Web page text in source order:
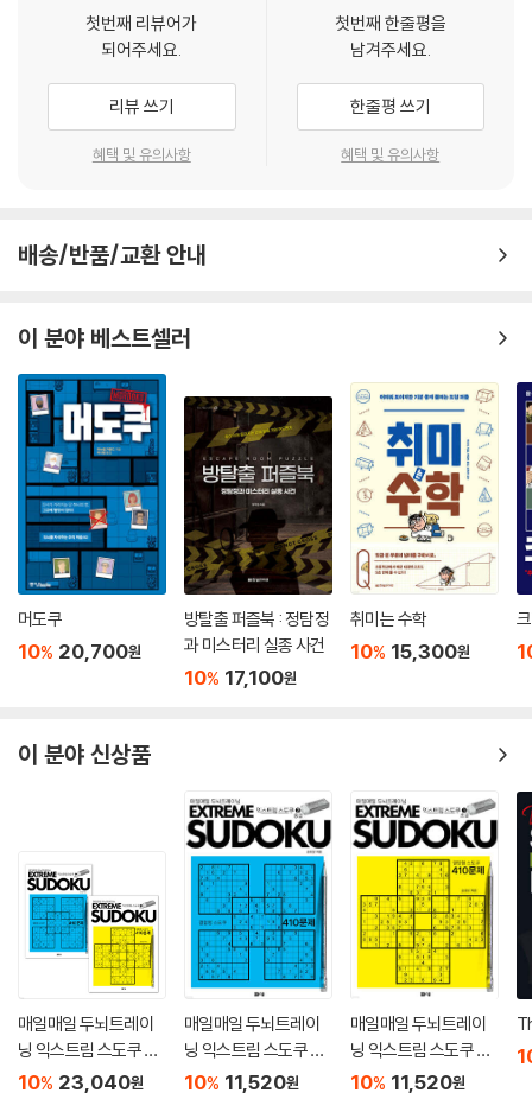
낼 수 있다면, 당신은 진정한 퍼즐챔피언이라 자신해도 좋을 것입니다.
종이와 연필 아날로그로 두뇌훈련
① 수학의 정수에서 21세기의 루빅큐브로
전 세계 신문으로 퍼져나갔습니다. ‘수학의 노벨상’ 아벨상 수상자인 아티
② 워킹 메모리(Working Memory)의 혁신적 활성화
인간의 이마 뒤쪽에 위치한 전두연합령(워킹 메모리)은 사고력, 기억력,
감정 제어를 담당하는 ‘뇌의 사령탑’입니다. FMRI 검사 결과, 사무라이 스
도쿠처럼 복잡한 논리 문제를 풀 때 전두연합령에 혈류가 활발히 유입됨이
확인되었습니다. 이는 ‘디지털 치매’를 겪는 현대인과 뇌 기능 저하를 걱정
하는 실버 세대에게 뇌의 가소성을 높여주는 최고의 영양제가 됩니다.
수학교육 보조교재로 스도쿠를 활용하는 이유는 귀납법과 연역법을 동시
에 활용해야 하는 퍼즐의 특성 때문입니다. 시행착오를 반복하며 문제를
젊은 두뇌를 선사합니다.
아일랜드의 트리니티 칼리지의 랜로버트슨 (LanRobertson) 교수에 따
르면, 뇌는 플라스틱과 같아서, 우리의 행동에 따라 모양이 달라진다고 합
니다. 이러한 연구 결과에 따라 영국에서는 노인들에게 치매 예방 및 기억
을 되살리는 두뇌 운동으로 퍼즐을 활용하고 있습니다. 바쁜 현대인에게
아날로그 방식으로 생각하는 힘을 기르는 다양한 유형의 퍼즐을 하루에 한
장 풀어가며 수학적사고, 인지력과 집중력, 논리사고력을 키울 수 있으며
문제를 해결하는 동안 전두연합령에 자극을 주어, 침착성, 집중력, 충동적
성향을 가라앉힐 수 있습니다. 이제 근육운동처럼 하루 한 장 스도쿠로 두
뇌훈련을 시작해보세요!
첫번째 리뷰어가
되어주세요.
리뷰 쓰기
혜택 및 유의사항
첫번째 한줄평을
남겨주세요.
한줄평 쓰기
혜택 및 유의사항
배송/반품/교환 안내
이 분야 베스트셀러
머도쿠
10% 20,700원
방탈출 퍼즐북 : 정탐정
과 미스터리 실종 사건
10% 17,100원
취미는 수학
10% 15,300원
이 분야 신상품
매일매일 두뇌트레이
닝 익스트림 스도쿠 41
0 세트
10% 23,040원
매일매일 두뇌트레이
닝 익스트림 스도쿠 41
0 중급 2
10% 11,520원
매일매일 두뇌트레이
닝 익스트림 스도쿠 41
0 초급 1
10% 11,520원